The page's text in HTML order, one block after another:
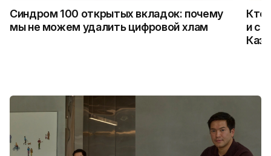
Синдром 100 открытых вкладок: почему
мы не можем удалить цифровой хлам
Кто
и